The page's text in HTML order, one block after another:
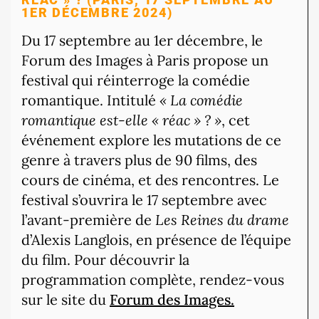
1ER DÉCEMBRE 2024)
Du 17 septembre au 1er décembre, le
Forum des Images à Paris propose un
festival qui réinterroge la comédie
romantique. Intitulé « La comédie
romantique est-elle « réac » ? », cet
événement explore les mutations de ce
genre à travers plus de 90 films, des
cours de cinéma, et des rencontres. Le
festival s’ouvrira le 17 septembre avec
l’avant-première de Les Reines du drame
d’Alexis Langlois, en présence de l’équipe
du film. Pour découvrir la
programmation complète, rendez-vous
sur le site du Forum des Images.